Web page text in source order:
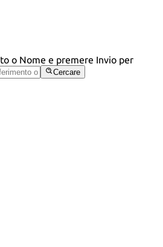
o Nome e premere Invio per
Cercare